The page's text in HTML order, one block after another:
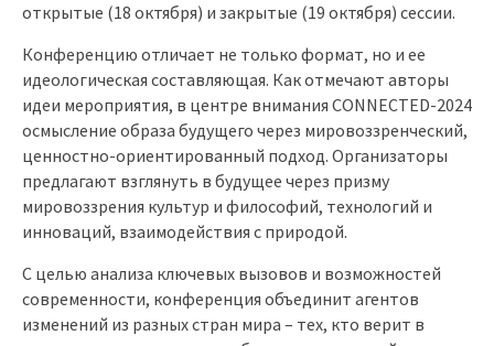
открытые (18 октября) и закрытые (19 октября) сессии.
Конференцию отличает не только формат, но и ее
идеологическая составляющая. Как отмечают авторы
идеи мероприятия, в центре внимания CONNECTED-2024
осмысление образа будущего через мировоззренческий,
ценностно-ориентированный подход. Организаторы
предлагают взглянуть в будущее через призму
мировоззрения культур и философий, технологий и
инноваций, взаимодействия с природой.
С целью анализа ключевых вызовов и возможностей
современности, конференция объединит агентов
изменений из разных стран мира – тех, кто верит в